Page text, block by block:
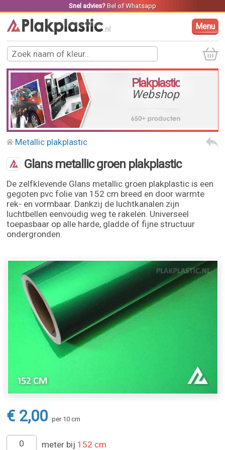
Snel advies? Belof Whatsapp
Menu
Plakplastic
Webshop
Metallic plakplastic
Glans metallic groen plakplastic
De zelfklevende Glans metallic groen plakplastic is een
gegoten pvc folie van 152 cm breed en door warmte
rek- en vormbaar. Dankzij de luchtkanalen zijn
luchtbellen eenvoudig weg te rakelen. Universeel
toepasbaar op alle harde, gladde of fijne structuur
ondergronden.
€ 2,00 per 10 cm
meter bij 152 cm